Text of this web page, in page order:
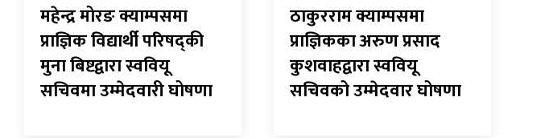
महेन्द्र मोरङ क्याम्पसमा
प्राज्ञिक विद्यार्थी परिषद्की
मुना बिष्टद्वारा स्ववियू
सचिवमा उम्मेदवारी घोषणा
ठाकुरराम क्याम्पसमा
प्राज्ञिकका अरुण प्रसाद
कुशवाहद्वारा स्ववियू
सचिवको उम्मेदवार घोषणा